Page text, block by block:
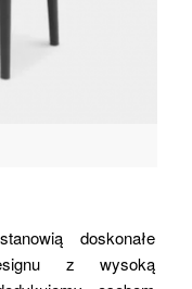
doskonałe
z wysoką